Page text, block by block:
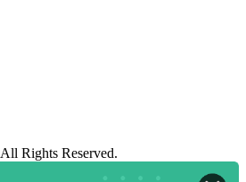
All Rights Reserved.